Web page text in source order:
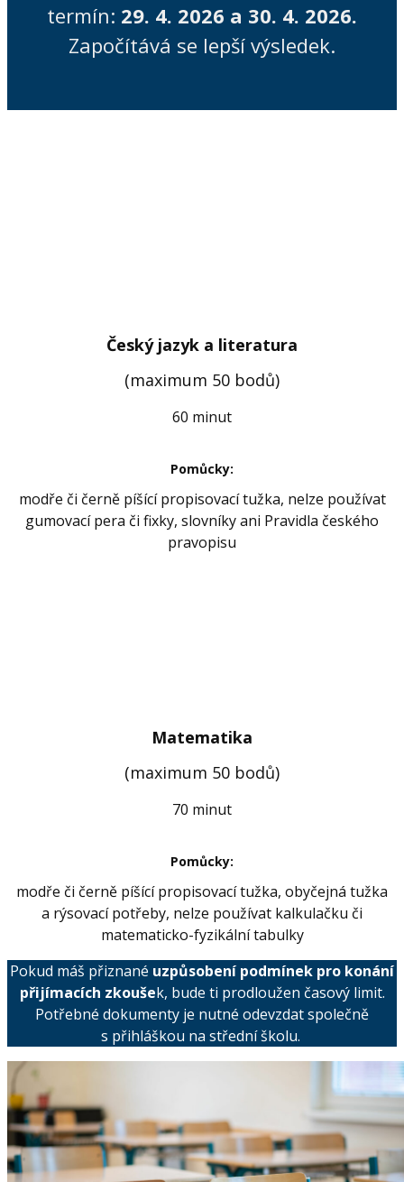
termín: 29. 4. 2026 a 30. 4. 2026.
Započítává se lepší výsledek.
Český jazyk a literatura
(maximum 50 bodů)
60 minut
Pomůcky:
modře či černě píšící propisovací tužka, nelze používat
gumovací pera či fixky, slovníky ani Pravidla českého
pravopisu
Matematika
(maximum 50 bodů)
70 minut
Pomůcky:
modře či černě píšící propisovací tužka, obyčejná tužka
a rýsovací potřeby, nelze používat kalkulačku či
matematicko-fyzikální tabulky
Pokud máš přiznané uzpůsobení podmínek pro konání
přijímacích zkoušek, bude ti prodloužen časový limit.
Potřebné dokumenty je nutné odevzdat společně
s přihláškou na střední školu.